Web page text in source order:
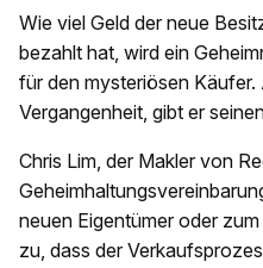
Wie viel Geld der neue
bezahlt hat, wird ein
für den mysteriösen Käufer.
Vergangenheit, gibt er
Chris Lim, der Makler von
neuen Eigentümer oder
zu, dass der